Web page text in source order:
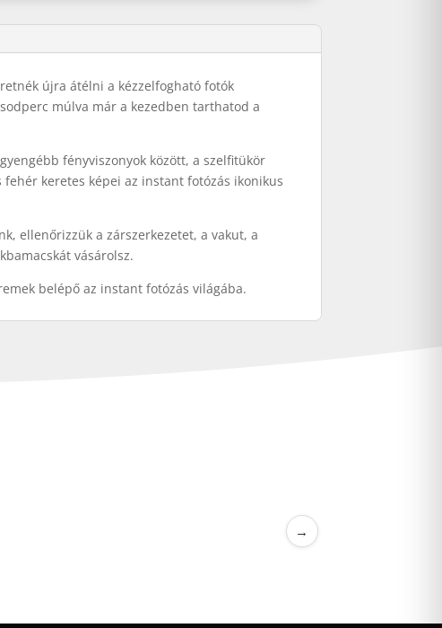
újra átélni a kézzelfogható fotók
múlva már a kezedben tarthatod a
fényviszonyok között, a szelfitükör
keretes képei az instant fotózás ikonikus
ellenőrizzük a zárszerkezetet, a vakut, a
vásárolsz.
belépő az instant fotózás világába.
→